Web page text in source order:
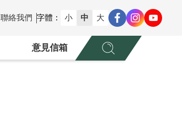
聯絡我們 字體： 小 中 大
意見信箱